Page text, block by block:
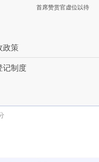
首席赞赏官虚位以待
政策
记制度